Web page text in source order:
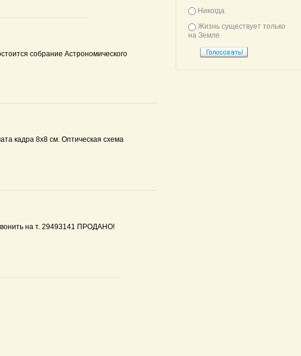
собрание Астрономического
кадра 8х8 см. Оптическая схема
на т. 29493141 ПРОДАНО!
Никогда
Жизнь существует только
на Земле